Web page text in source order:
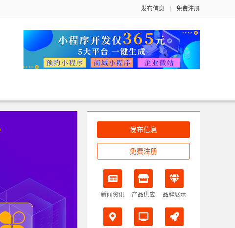
发布信息 免费注册
发布信息
免费注册
新闻资讯 产品供应 品牌展示